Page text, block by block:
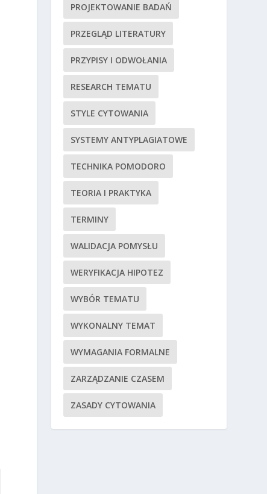
PROJEKTOWANIE BADAŃ
PRZEGLĄD LITERATURY
PRZYPISY I ODWOŁANIA
RESEARCH TEMATU
STYLE CYTOWANIA
SYSTEMY ANTYPLAGIATOWE
TECHNIKA POMODORO
TEORIA I PRAKTYKA
TERMINY
WALIDACJA POMYSŁU
WERYFIKACJA HIPOTEZ
WYBÓR TEMATU
WYKONALNY TEMAT
WYMAGANIA FORMALNE
ZARZĄDZANIE CZASEM
ZASADY CYTOWANIA